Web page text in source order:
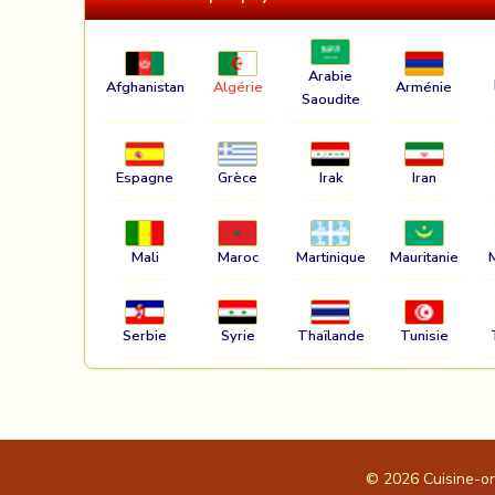
Afghanistan Algérie
Arabie
Saoudite
Arménie
Espagne Grèce Irak Iran
Mali Maroc Martinique Mauritanie
Serbie Syrie Thaïlande Tunisie
© 2026 Cuisine-